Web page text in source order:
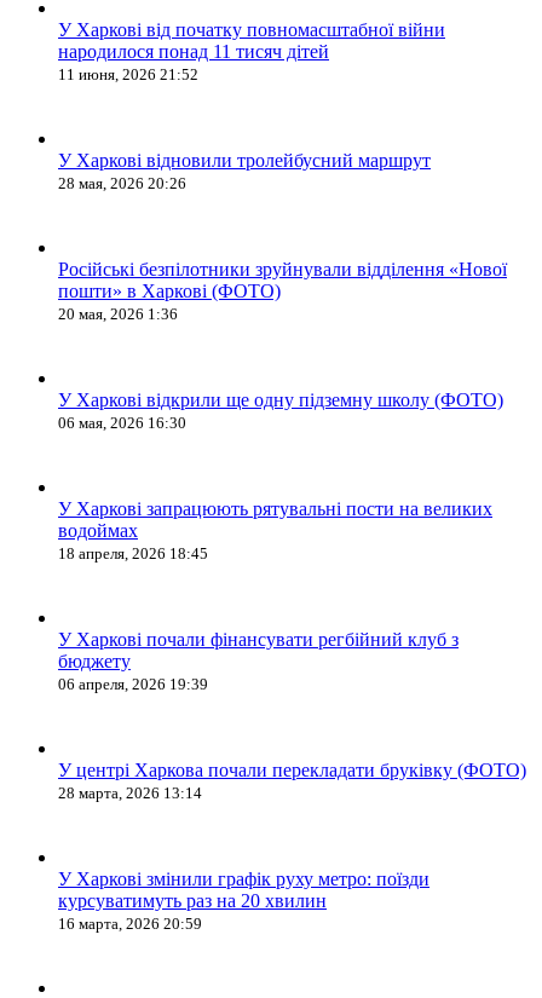
У Харкові від початку повномасштабної війни
народилося понад 11 тисяч дітей
11 июня, 2026 21:52
У Харкові відновили тролейбусний маршрут
28 мая, 2026 20:26
Російські безпілотники зруйнували відділення «Нової
пошти» в Харкові (ФОТО)
20 мая, 2026 1:36
У Харкові відкрили ще одну підземну школу (ФОТО)
06 мая, 2026 16:30
У Харкові запрацюють рятувальні пости на великих
водоймах
18 апреля, 2026 18:45
У Харкові почали фінансувати регбійний клуб з
бюджету
06 апреля, 2026 19:39
У центрі Харкова почали перекладати бруківку (ФОТО)
28 марта, 2026 13:14
У Харкові змінили графік руху метро: поїзди
курсуватимуть раз на 20 хвилин
16 марта, 2026 20:59